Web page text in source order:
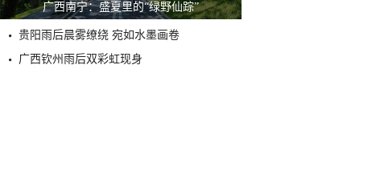
广西南宁：盛夏里的“绿野仙踪”
贵阳雨后晨雾缭绕 宛如水墨画卷
广西钦州雨后双彩虹现身